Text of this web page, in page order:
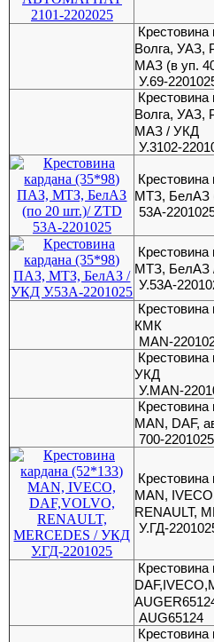
Крестовина
Волга,
МАЗ (в уп.
У.69-
Крестовина
Волга,
МАЗ / УКД
У.3102-
МТЗ, БелАЗ
53А-
МТЗ, БелАЗ
У.53А-
Крестовина
КМК
MAN-
Крестовина
УКД
У.MAN-
Крестовина
MAN, DAF,
700-2201025
Крестовина
MAN,
RENAULT,
У.ГД-
Крестовина
AUG65124
Крестовина